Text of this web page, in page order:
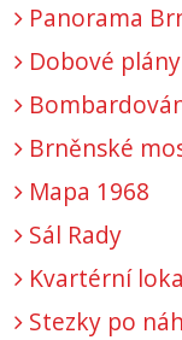
Panorama
Dobové plány
Brněnské
Mapa 1968
Sál Rady
Kvartérní
Stezky po